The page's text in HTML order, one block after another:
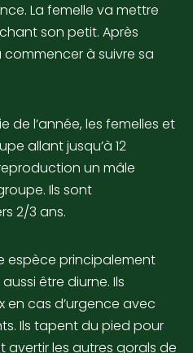
La femelle va mettre
son petit. Après
commencer à suivre sa
de l’année, les femelles et
allant jusqu’à 12
un mâle
Ils sont
2/3 ans.
espèce principalement
être diurne. Ils
cas d’urgence avec
Ils tapent du pied pour
les autres gorals de